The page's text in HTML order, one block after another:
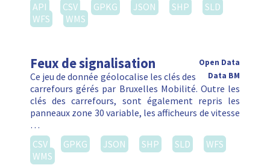
API
CSV GPKG JSON SHP
SLD
WFS
WMS
Feux de signalisation
Open Data
Data BM
Ce jeu de donnée géolocalise les clés des
carrefours gérés par Bruxelles Mobilité. Outre les
clés des carrefours, sont également repris les
panneaux zone 30 variable, les afficheurs de vitesse
…
CSV
GPKG JSON SHP SLD
WFS
WMS